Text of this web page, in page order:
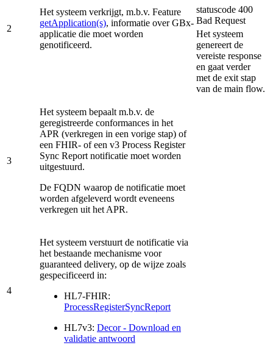
2
Het systeem verkrijgt, m.b.v. Feature
getApplication(s), informatie over GBx-
applicatie die moet worden
genotificeerd.
statuscode 400
Bad Request
Het systeem
genereert de
vereiste response
en gaat verder
met de exit stap
van de main flow.
3
Het systeem bepaalt m.b.v. de
geregistreerde conformances in het
APR (verkregen in een vorige stap) of
een FHIR- of een v3 Process Register
Sync Report notificatie moet worden
uitgestuurd.
De FQDN waarop de notificatie moet
worden afgeleverd wordt eveneens
verkregen uit het APR.
4
Het systeem verstuurt de notificatie via
het bestaande mechanisme voor
guaranteed delivery, op de wijze zoals
gespecificeerd in:
HL7-FHIR:
ProcessRegisterSyncReport
HL7v3: Decor - Download en
validatie antwoord